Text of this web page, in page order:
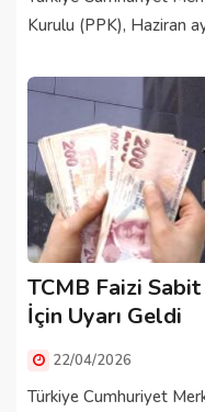
Kurulu (PPK), Haziran
TCMB Faizi
İçin Uyarı Geldi
22/04/2026
Türkiye Cumhuriyet